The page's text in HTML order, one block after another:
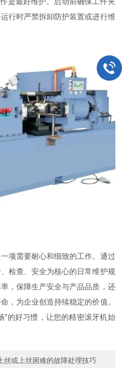
行时严禁拆卸防护装置或进行维
需要耐心和细致的工作。通过
检查、安全为核心的日常维护规
，保障生产安全与产品品质，还
，为企业创造持续稳定的价值。
”的好习惯，让您的精密滚牙机始
丝或上丝困难的故障处理技巧